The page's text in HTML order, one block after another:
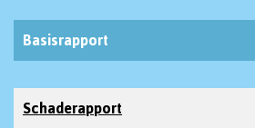
Basisrapport
Schaderapport